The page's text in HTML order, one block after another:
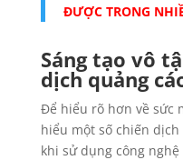
ĐƯỢC TRONG
Sáng tạo vô
dịch quảng
Để hiểu rõ hơn về sức
hiểu một số chiến
khi sử dụng công nghệ